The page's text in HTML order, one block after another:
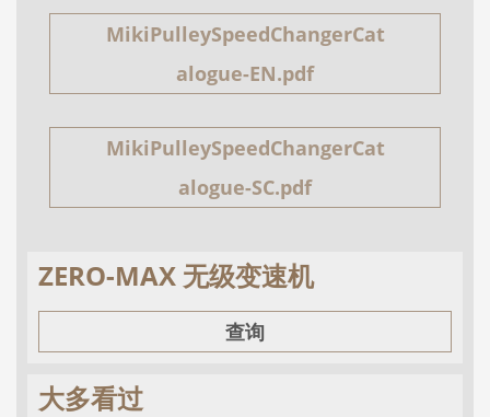
MikiPulleySpeedChangerCat
alogue-EN.pdf
MikiPulleySpeedChangerCat
alogue-SC.pdf
ZERO-MAX 无级变速机
查询
大多看过